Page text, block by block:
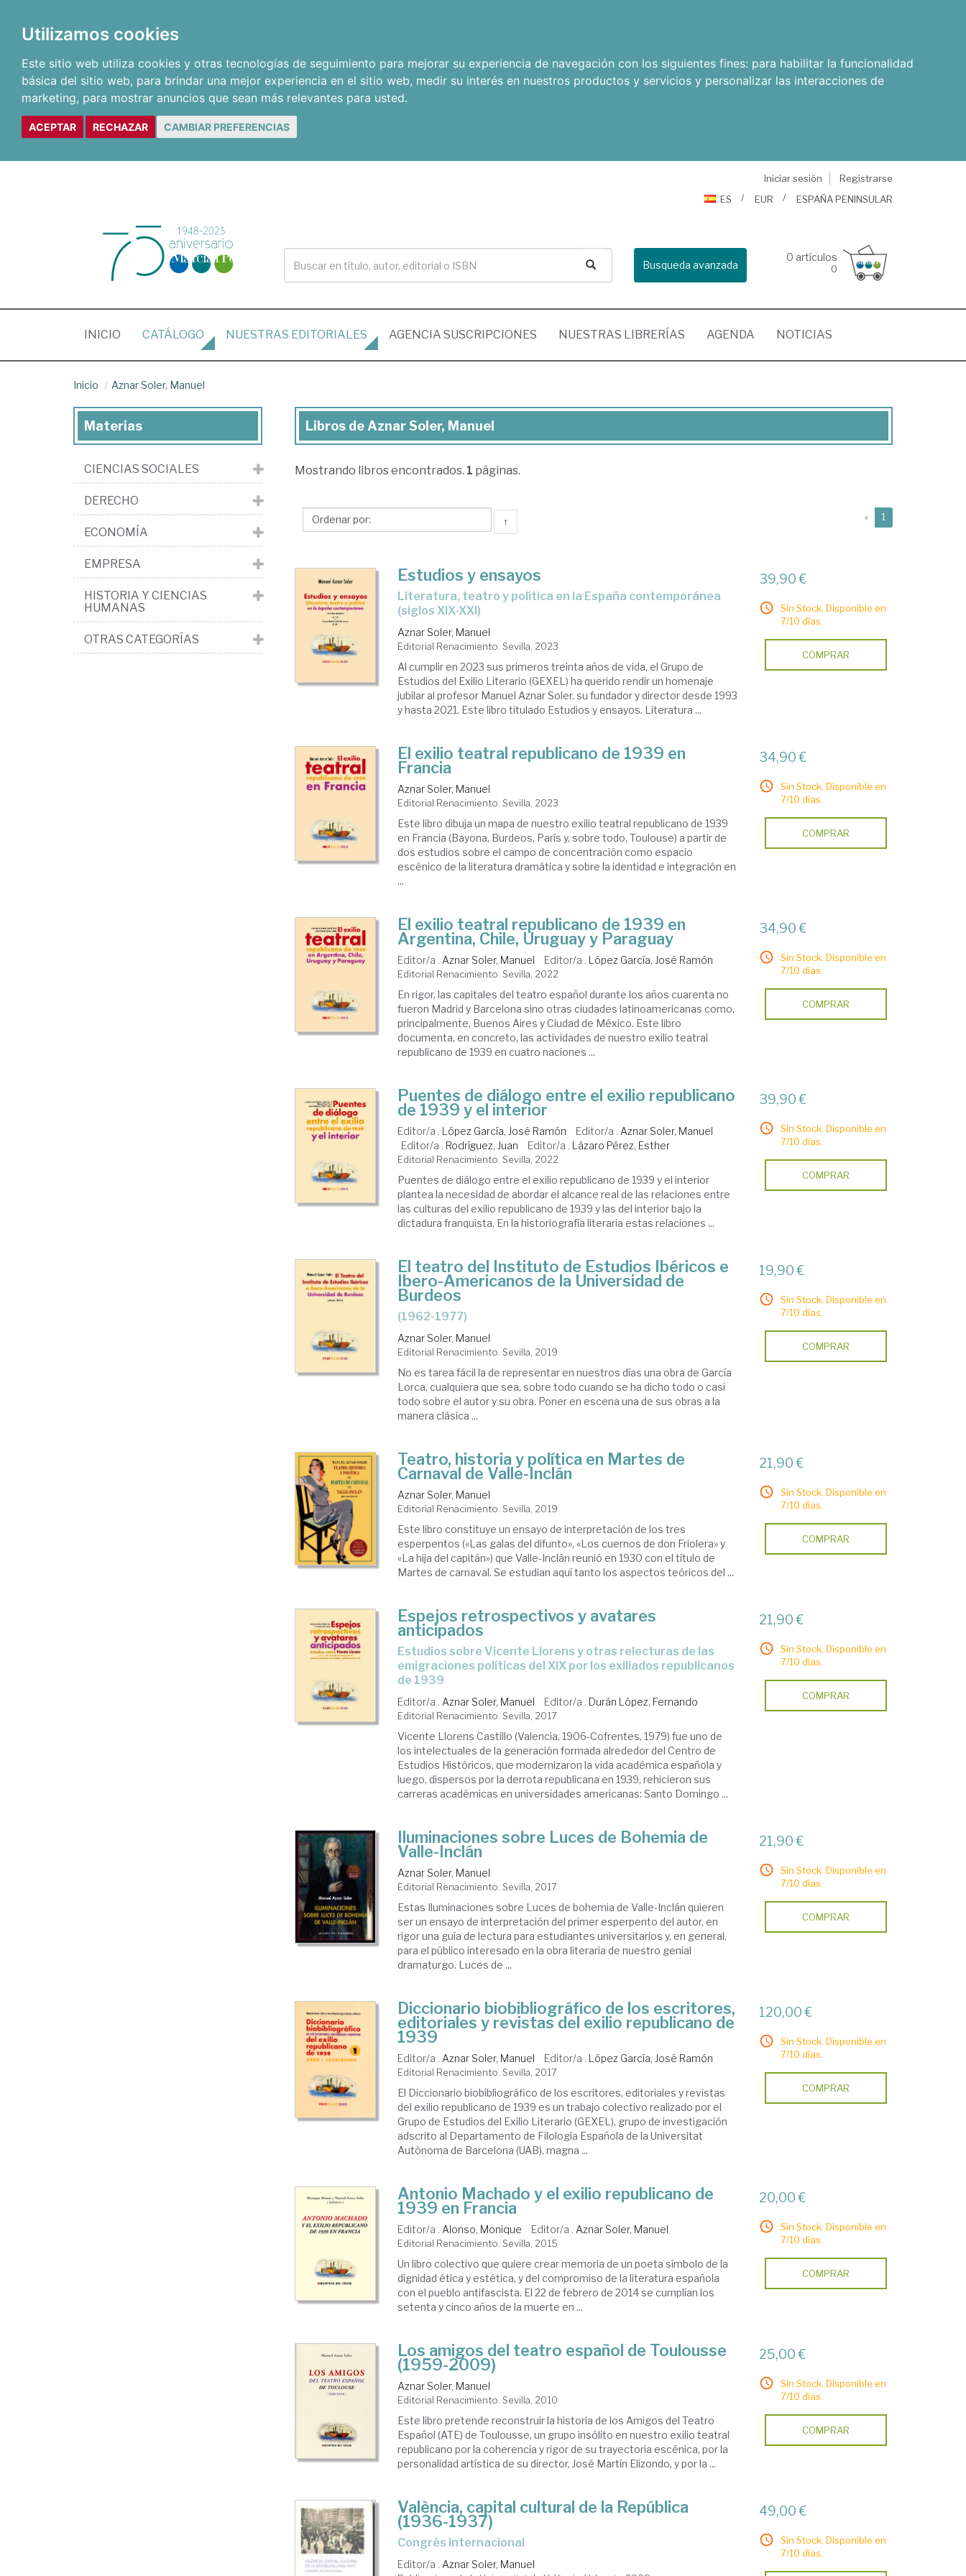
Utilizamos cookies
Este sitio web utiliza cookies y otras tecnologías de seguimiento para mejorar su experiencia de navegación con los siguientes fines: para habilitar la funcionalidad
básica del sitio web, para brindar una mejor experiencia en el sitio web, medir su interés en nuestros productos y servicios y personalizar las interacciones de
marketing, para mostrar anuncios que sean más relevantes para usted.
ACEPTAR RECHAZAR CAMBIAR PREFERENCIAS
Iniciar sesión
Registrarse
ES
EUR ESPAÑA PENINSULAR
Busqueda avanzada
0 artículos
0
INICIO (CURRENT)
CATÁLOGO NUESTRAS EDITORIALES AGENCIA SUSCRIPCIONES NUESTRAS LIBRERÍAS AGENDA NOTICIAS
Inicio Aznar Soler, Manuel
Libros
Aznar
Manuel
Libros de Aznar Soler, Manuel
Mostrando libros encontrados. 1 páginas.
↑ « 1
Estudios y ensayos
Literatura, teatro y política en la España contemporánea
(siglos XIX-XXI)
Aznar Soler, Manuel
Editorial Renacimiento. Sevilla, 2023
Al cumplir en 2023 sus primeros treinta años de vida, el Grupo de
Estudios del Exilio Literario (GEXEL) ha querido rendir un homenaje
jubilar al profesor Manuel Aznar Soler, su fundador y director desde 1993
y hasta 2021. Este libro titulado Estudios y ensayos. Literatura ...
39,90 €
Sin Stock. Disponible en
7/10 días.
COMPRAR
El exilio teatral republicano de 1939 en
Francia
Aznar Soler, Manuel
Editorial Renacimiento. Sevilla, 2023
Este libro dibuja un mapa de nuestro exilio teatral republicano de 1939
en Francia (Bayona, Burdeos, París y, sobre todo, Toulouse) a partir de
dos estudios sobre el campo de concentración como espacio
escénico de la literatura dramática y sobre la identidad e integración en
...
34,90 €
Sin Stock. Disponible en
7/10 días.
COMPRAR
El exilio teatral republicano de 1939 en
Argentina, Chile, Uruguay y Paraguay
Editor/a . Aznar Soler, Manuel Editor/a . López García, José Ramón
Editorial Renacimiento. Sevilla, 2022
En rigor, las capitales del teatro español durante los años cuarenta no
fueron Madrid y Barcelona sino otras ciudades latinoamericanas como,
principalmente, Buenos Aires y Ciudad de México. Este libro
documenta, en concreto, las actividades de nuestro exilio teatral
republicano de 1939 en cuatro naciones ...
34,90 €
Sin Stock. Disponible en
7/10 días.
COMPRAR
Puentes de diálogo entre el exilio republicano
de 1939 y el interior
Editor/a . López García, José Ramón Editor/a . Aznar Soler, Manuel
Editor/a . Rodríguez, Juan Editor/a . Lázaro Pérez, Esther
Editorial Renacimiento. Sevilla, 2022
Puentes de diálogo entre el exilio republicano de 1939 y el interior
plantea la necesidad de abordar el alcance real de las relaciones entre
las culturas del exilio republicano de 1939 y las del interior bajo la
dictadura franquista. En la historiografía literaria estas relaciones ...
39,90 €
Sin Stock. Disponible en
7/10 días.
COMPRAR
El teatro del Instituto de Estudios Ibéricos e
Ibero-Americanos de la Universidad de
Burdeos
(1962-1977)
Aznar Soler, Manuel
Editorial Renacimiento. Sevilla, 2019
No es tarea fácil la de representar en nuestros días una obra de García
Lorca, cualquiera que sea, sobre todo cuando se ha dicho todo o casi
todo sobre el autor y su obra. Poner en escena una de sus obras a la
manera clásica ...
19,90 €
Sin Stock. Disponible en
7/10 días.
COMPRAR
Teatro, historia y política en Martes de
Carnaval de Valle-Inclán
Aznar Soler, Manuel
Editorial Renacimiento. Sevilla, 2019
Este libro constituye un ensayo de interpretación de los tres
esperpentos («Las galas del difunto», «Los cuernos de don Friolera» y
«La hija del capitán») que Valle-Inclán reunió en 1930 con el título de
Martes de carnaval. Se estudian aquí tanto los aspectos teóricos del ...
21,90 €
Sin Stock. Disponible en
7/10 días.
COMPRAR
Espejos retrospectivos y avatares
anticipados
Estudios sobre Vicente Llorens y otras relecturas de las
emigraciones políticas del XIX por los exiliados republicanos
de 1939
Editor/a . Aznar Soler, Manuel Editor/a . Durán López, Fernando
Editorial Renacimiento. Sevilla, 2017
Vicente Llorens Castillo (Valencia, 1906-Cofrentes, 1979) fue uno de
los intelectuales de la generación formada alrededor del Centro de
Estudios Históricos, que modernizaron la vida académica española y
luego, dispersos por la derrota republicana en 1939, rehicieron sus
carreras académicas en universidades americanas: Santo Domingo ...
21,90 €
Sin Stock. Disponible en
7/10 días.
COMPRAR
Iluminaciones sobre Luces de Bohemia de
Valle-Inclán
Aznar Soler, Manuel
Editorial Renacimiento. Sevilla, 2017
Estas Iluminaciones sobre Luces de bohemia de Valle-Inclán quieren
ser un ensayo de interpretación del primer esperpento del autor, en
rigor una guía de lectura para estudiantes universitarios y, en general,
para el público interesado en la obra literaria de nuestro genial
dramaturgo. Luces de ...
21,90 €
Sin Stock. Disponible en
7/10 días.
COMPRAR
Diccionario biobibliográfico de los escritores,
editoriales y revistas del exilio republicano de
1939
Editor/a . Aznar Soler, Manuel Editor/a . López García, José Ramón
Editorial Renacimiento. Sevilla, 2017
El Diccionario biobibliográfico de los escritores, editoriales y revistas
del exilio republicano de 1939 es un trabajo colectivo realizado por el
Grupo de Estudios del Exilio Literario (GEXEL), grupo de investigación
adscrito al Departamento de Filología Española de la Universitat
Autònoma de Barcelona (UAB), magna ...
120,00 €
Sin Stock. Disponible en
7/10 días.
COMPRAR
Antonio Machado y el exilio republicano de
1939 en Francia
Editor/a . Alonso, Monique Editor/a . Aznar Soler, Manuel
Editorial Renacimiento. Sevilla, 2015
Un libro colectivo que quiere crear memoria de un poeta símbolo de la
dignidad ética y estética, y del compromiso de la literatura española
con el pueblo antifascista. El 22 de febrero de 2014 se cumplían los
setenta y cinco años de la muerte en ...
20,00 €
Sin Stock. Disponible en
7/10 días.
COMPRAR
Los amigos del teatro español de Toulousse
(1959-2009)
Aznar Soler, Manuel
Editorial Renacimiento. Sevilla, 2010
Este libro pretende reconstruir la historia de los Amigos del Teatro
Español (ATE) de Toulousse, un grupo insólito en nuestro exilio teatral
republicano por la coherencia y rigor de su trayectoria escénica, por la
personalidad artística de su director, José Martín Elizondo, y por la ...
25,00 €
Sin Stock. Disponible en
7/10 días.
COMPRAR
València, capital cultural de la República
(1936-1937)
congrés internacional
Editor/a . Aznar Soler, Manuel
49,00 €
Sin Stock. Disponible en
7/10 días.
Materias
CIENCIAS SOCIALES
DERECHO
ECONOMÍA
EMPRESA
HISTORIA Y CIENCIAS
HUMANAS
OTRAS CATEGORÍAS